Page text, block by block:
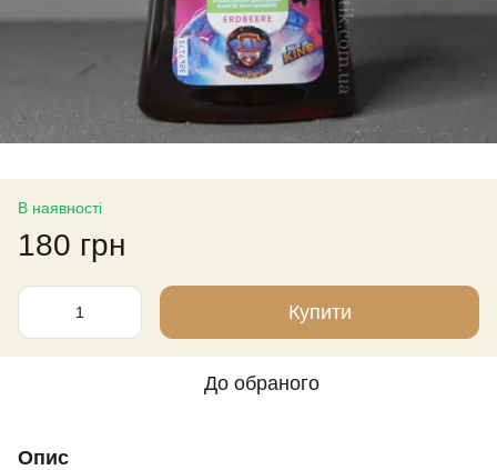
В наявності
180 грн
Купити
До обраного
Опис